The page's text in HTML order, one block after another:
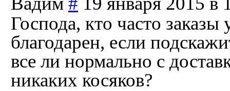
Господа, кто часто
благодарен, если
все ли нормально с
никаких косяков?